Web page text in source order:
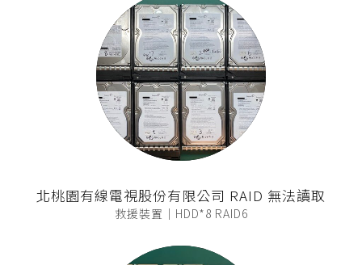
北桃園有線電視股份有限公司 RAID 無法讀取
救援裝置｜HDD*8 RAID6